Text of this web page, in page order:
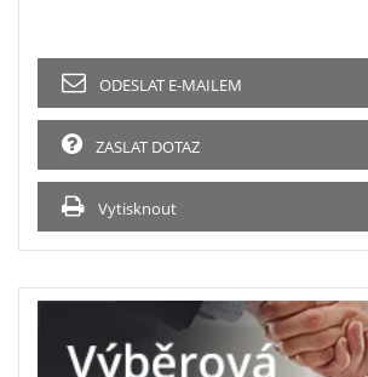
ODESLAT E-MAILEM
ZASLAT DOTAZ
Vytisknout